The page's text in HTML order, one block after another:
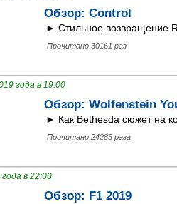
Обзор: Control
► Стильное возвращение
Прочитано 30161 раз
года в 19:00
Обзор: Wolfenstein
► Как Bethesda сюжет на
Прочитано 24283 раза
в 22:00
Обзор: F1 2019